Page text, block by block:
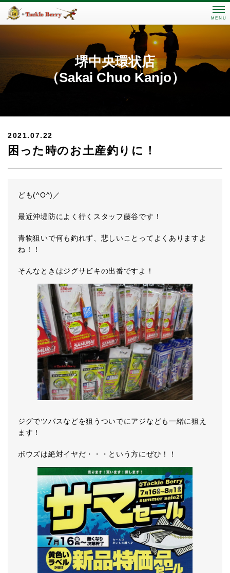
MENU
堺中央環状店
（Sakai Chuo Kanjo）
2021.07.22
困った時のお土産釣りに！
ども(^O^)／
最近沖堤防によく行くスタッフ藤谷です！
青物狙いで何も釣れず、悲しいことってよくありますよ
ね！！
そんなときはジグサビキの出番ですよ！
ジグでツバスなどを狙うついでにアジなども一緒に狙え
ます！
ボウズは絶対イヤだ・・・という方にぜひ！！